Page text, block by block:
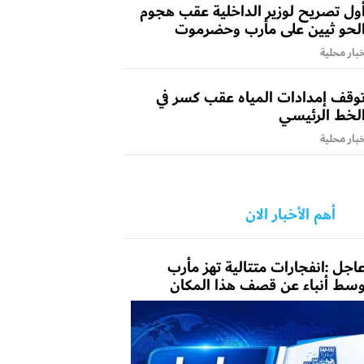
تصريح لوزير الداخلية عقب هجوم
الحو ثيين على مأرب وحضرموت
محلية
إمدادات المياه عقب كسر في
الخط الرئيسي
محلية
أهم الأخبار الان
:انفجارات متتالية تهز مأرب
وسط أنباء عن قصف هذا المكان